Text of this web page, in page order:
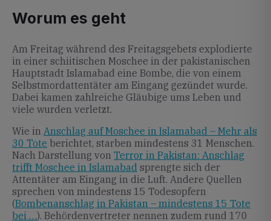
Worum es geht
Am Freitag während des Freitagsgebets explodierte
in einer schiitischen Moschee in der pakistanischen
Hauptstadt Islamabad eine Bombe, die von einem
Selbstmordattentäter am Eingang gezündet wurde.
Dabei kamen zahlreiche Gläubige ums Leben und
viele wurden verletzt.
Wie in Anschlag auf Moschee in Islamabad – Mehr als
30 Tote berichtet, starben mindestens 31 Menschen.
Nach Darstellung von Terror in Pakistan: Anschlag
trifft Moschee in Islamabad sprengte sich der
Attentäter am Eingang in die Luft. Andere Quellen
sprechen von mindestens 15 Todesopfern
(Bombenanschlag in Pakistan – mindestens 15 Tote
bei …). Behördenvertreter nennen zudem rund 170